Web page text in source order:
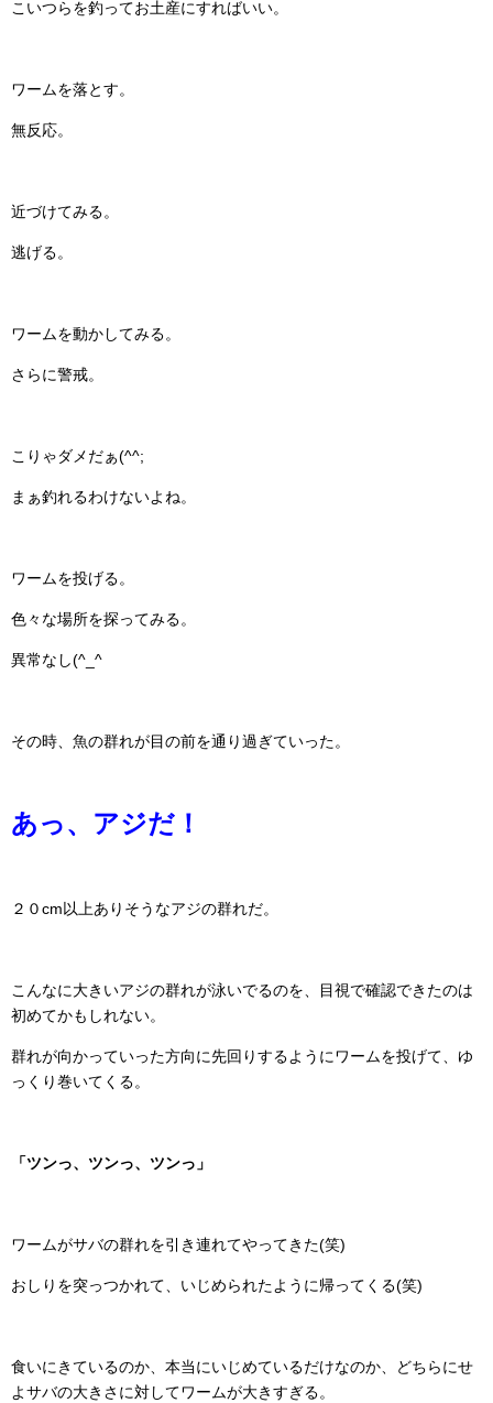
こいつらを釣ってお土産にすればいい。
ワームを落とす。
無反応。
近づけてみる。
逃げる。
ワームを動かしてみる。
さらに警戒。
こりゃダメだぁ(^^;
まぁ釣れるわけないよね。
ワームを投げる。
色々な場所を探ってみる。
異常なし(^_^ゞ
その時、魚の群れが目の前を通り過ぎていった。
あっ、アジだ！
２０cm以上ありそうなアジの群れだ。
こんなに大きいアジの群れが泳いでるのを、目視で確認できたのは
初めてかもしれない。
群れが向かっていった方向に先回りするようにワームを投げて、ゆ
っくり巻いてくる。
「ツンっ、ツンっ、ツンっ」
ワームがサバの群れを引き連れてやってきた(笑)
おしりを突っつかれて、いじめられたように帰ってくる(笑)
食いにきているのか、本当にいじめているだけなのか、どちらにせ
よサバの大きさに対してワームが大きすぎる。